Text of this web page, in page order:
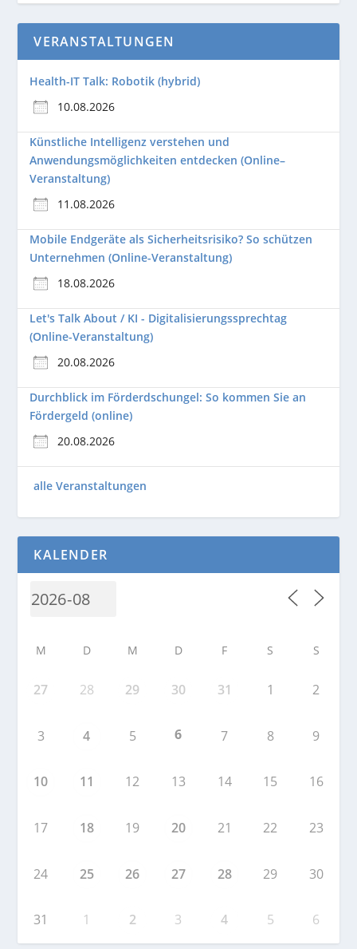
VERANSTALTUNGEN
Health-IT Talk: Robotik (hybrid)
10.08.2026
Künstliche Intelligenz verstehen und
Anwendungsmöglichkeiten entdecken (Online–
Veranstaltung)
11.08.2026
Mobile Endgeräte als Sicherheitsrisiko? So schützen
Unternehmen (Online-Veranstaltung)
18.08.2026
Let's Talk About / KI - Digitalisierungssprechtag
(Online-Veranstaltung)
20.08.2026
Durchblick im Förderdschungel: So kommen Sie an
Fördergeld (online)
20.08.2026
alle Veranstaltungen
KALENDER
M D M D F S S
27 28 29 30 31 1 2
3 4 5 6 7 8 9
10 11 12 13 14 15 16
17 18 19 20 21 22 23
24 25 26 27 28 29 30
31 1 2 3 4 5 6